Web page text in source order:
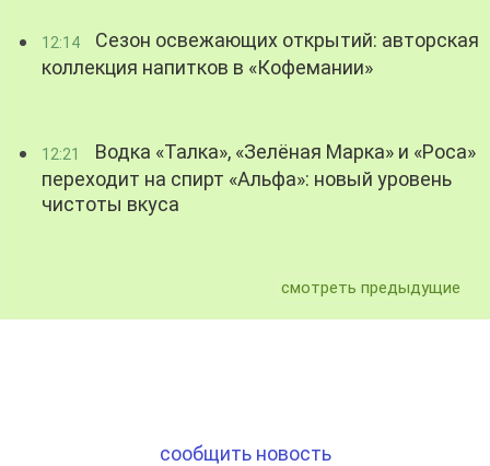
12:14
Сезон освежающих открытий: авторская
коллекция напитков в «Кофемании»
12:21
Водка «Талка», «Зелёная Марка» и «Роса»
переходит на спирт «Альфа»: новый уровень
чистоты вкуса
смотреть предыдущие
сообщить новость